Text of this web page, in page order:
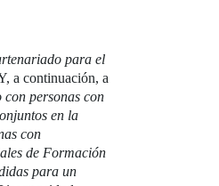
para el
a continuación, a
con personas con
en la
con
de Formación
para un